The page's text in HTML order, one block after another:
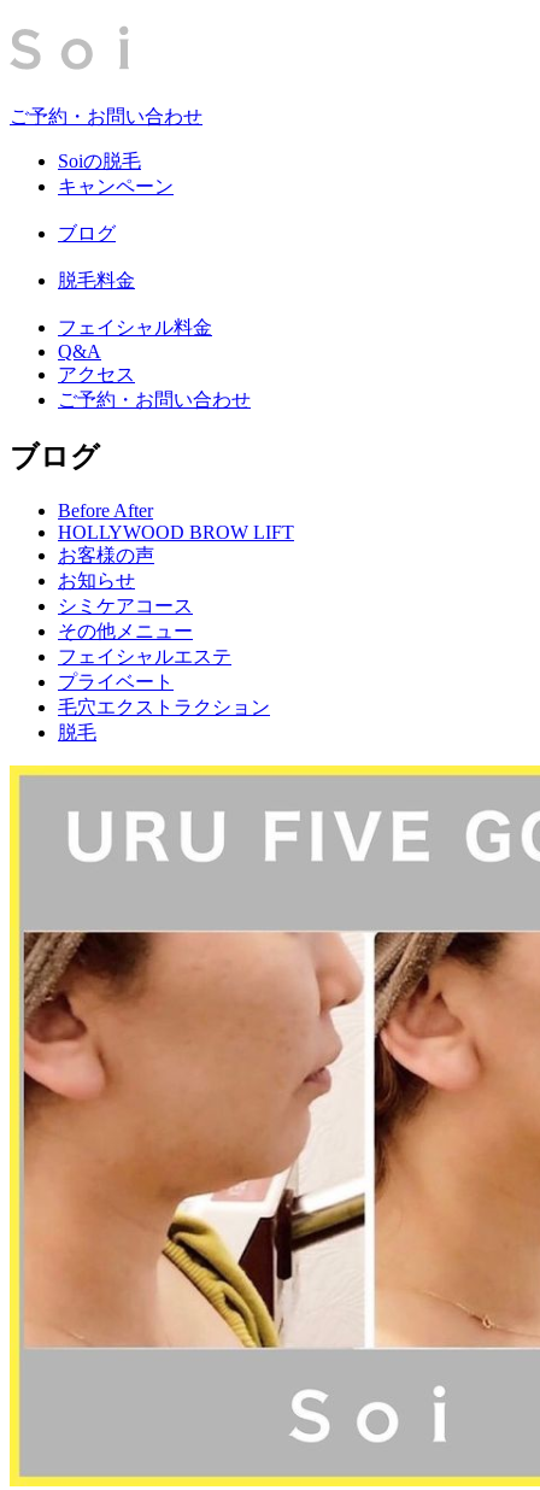
ご予約・お問い合わせ
Soiの脱毛
キャンペーン
ブログ
脱毛料金
フェイシャル料金
Q&A
アクセス
ご予約・お問い合わせ
ブログ
Before After
HOLLYWOOD BROW LIFT
お客様の声
お知らせ
シミケアコース
その他メニュー
フェイシャルエステ
プライベート
毛穴エクストラクション
脱毛